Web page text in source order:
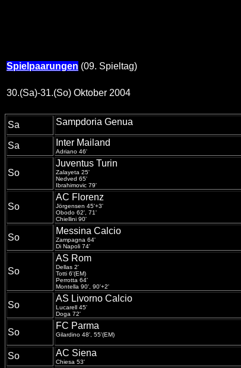
Spielpaarungen (09. Spieltag)
30.(Sa)-31.(So) Oktober 2004
Sa Sampdoria Genua
Sa Inter Mailand
Adriano 46'
So
Juventus Turin
Zalayeta 25'
Nedved 65'
Ibrahimovic 79'
So
AC Florenz
Jörgensen 45'+3'
Obodo 62', 71'
Chiellini 90'
So
Messina Calcio
Zampagna 64'
Di Napoli 74'
So
AS Rom
Dellas 2'
Totti 6'(EM)
Perrotta 64'
Montella 90', 90'+2'
So
AS Livorno Calcio
Lucarell 45'
Doga 72'
So
FC Parma
Gilardino 48', 55'(EM)
So AC Siena
Chiesa 53'